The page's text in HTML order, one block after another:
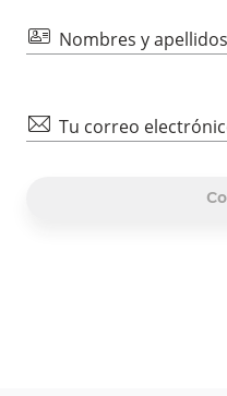
id Nombres y apellidos
mail Tu correo